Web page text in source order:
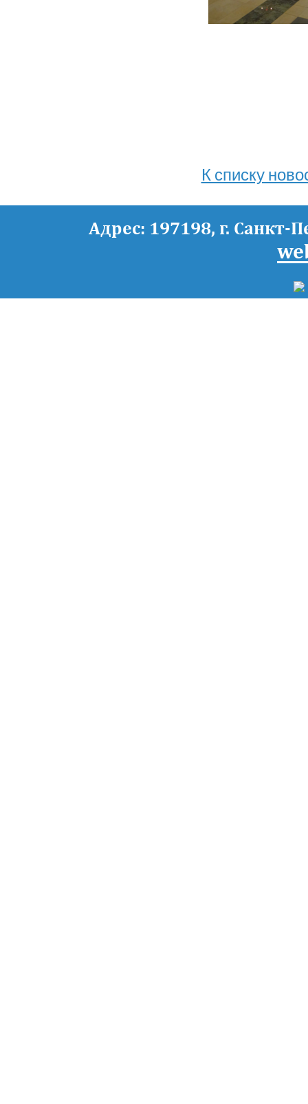
К списку
Адрес: 197198, г. Санкт-